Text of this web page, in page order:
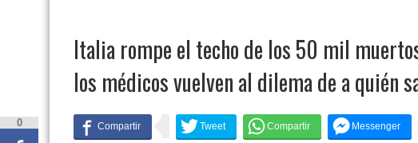
Italia rompe el techo de los 50 mil
los médicos vuelven al dilema de a quién
0